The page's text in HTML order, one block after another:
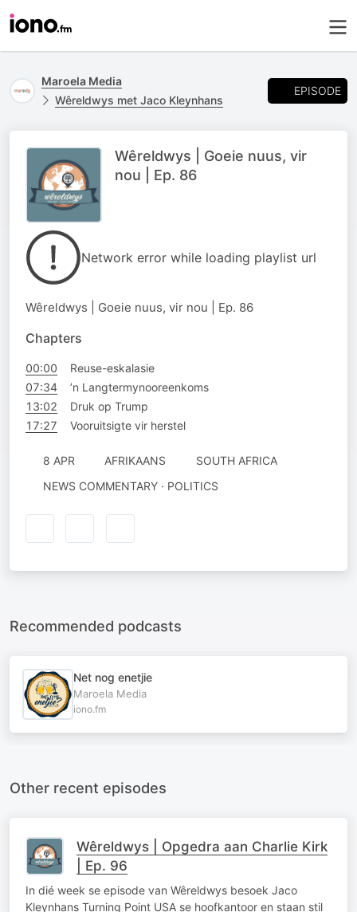
Maroela Media
Wêreldwys met Jaco Kleynhans
EPISODE
Wêreldwys | Goeie nuus, vir
nou | Ep. 86
Network error while loading playlist url
Wêreldwys | Goeie nuus, vir nou | Ep. 86
Chapters
00:00
Reuse-eskalasie
07:34
’n Langtermynooreenkoms
13:02
Druk op Trump
17:27
Vooruitsigte vir herstel
8 APR AFRIKAANS
SOUTH AFRICA
NEWS COMMENTARY · POLITICS
Recommended podcasts
Net nog enetjie
Maroela Media
iono.fm
Other recent episodes
Wêreldwys | Opgedra aan Charlie Kirk
| Ep. 96
In dié week se episode van Wêreldwys besoek Jaco
Kleynhans Turning Point USA se hoofkantoor en staan stil